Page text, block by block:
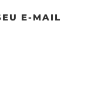
E-MAIL